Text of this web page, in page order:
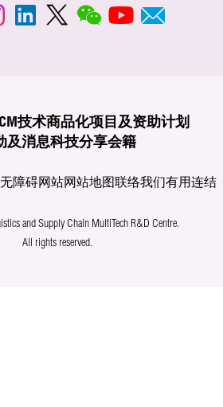
技术商品化项目及资助计划
及消息科技分享会籍
无障碍网站网站地图联络我们有用连结
and Supply Chain MultiTech R&D Centre.
All rights reserved.